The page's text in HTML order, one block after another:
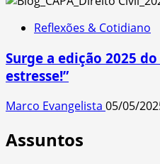
Reflexões & Cotidiano
Surge a edição 2025
estresse!”
Marco Evangelista 05/05/
Assuntos